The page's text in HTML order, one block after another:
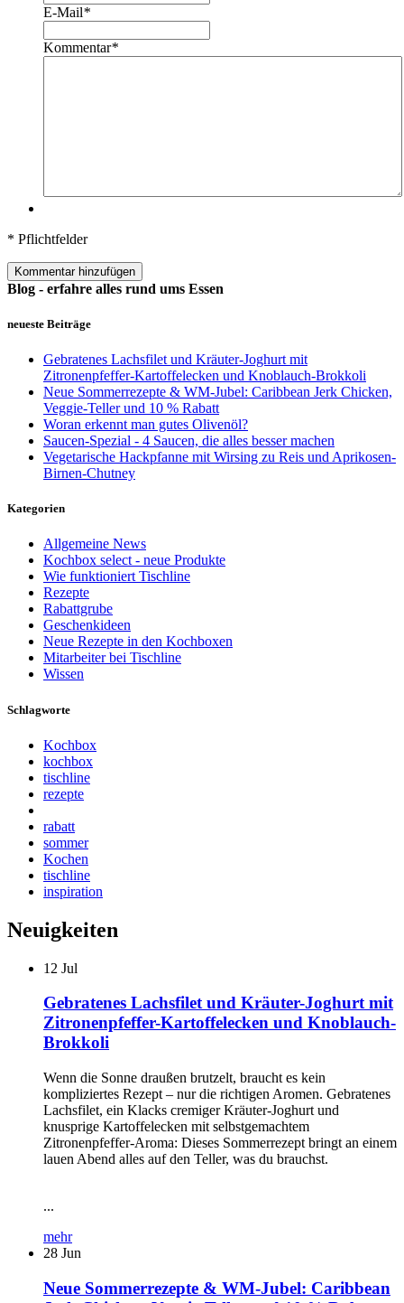
E-Mail*
Kommentar*
* Pflichtfelder
Kommentar hinzufügen
Blog - erfahre alles rund ums Essen
neueste Beiträge
Gebratenes Lachsfilet und Kräuter-Joghurt mit
Zitronenpfeffer-Kartoffelecken und Knoblauch-Brokkoli
Neue Sommerrezepte & WM-Jubel: Caribbean Jerk Chicken,
Veggie-Teller und 10 % Rabatt
Woran erkennt man gutes Olivenöl?
Saucen-Spezial - 4 Saucen, die alles besser machen
Vegetarische Hackpfanne mit Wirsing zu Reis und Aprikosen-
Birnen-Chutney
Kategorien
Allgemeine News
Kochbox select - neue Produkte
Wie funktioniert Tischline
Rezepte
Rabattgrube
Geschenkideen
Neue Rezepte in den Kochboxen
Mitarbeiter bei Tischline
Wissen
Schlagworte
Kochbox
kochbox
tischline
rezepte
rabatt
sommer
Kochen
tischline
inspiration
Neuigkeiten
12 Jul
Gebratenes Lachsfilet und Kräuter-Joghurt mit
Zitronenpfeffer-Kartoffelecken und Knoblauch-
Brokkoli
Wenn die Sonne draußen brutzelt, braucht es kein
kompliziertes Rezept – nur die richtigen Aromen. Gebratenes
Lachsfilet, ein Klacks cremiger Kräuter-Joghurt und
knusprige Kartoffelecken mit selbstgemachtem
Zitronenpfeffer-Aroma: Dieses Sommerrezept bringt an einem
lauen Abend alles auf den Teller, was du brauchst.
...
mehr
28 Jun
Neue Sommerrezepte & WM-Jubel: Caribbean